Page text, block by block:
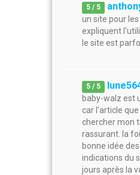
5 / 5
un site pour
expliquent
le site est
5 / 5
baby-walz est
car l'article
chercher mon
rassurant. la
bonne idée
indications du
jours après la